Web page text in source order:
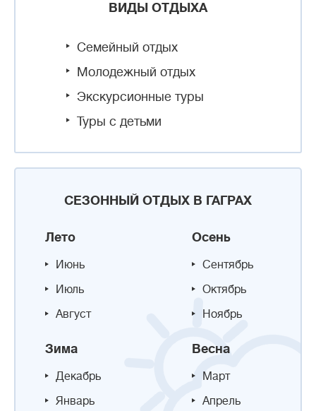
ВИДЫ ОТДЫХА
Семейный отдых
Молодежный отдых
Экскурсионные туры
Туры с детьми
СЕЗОННЫЙ ОТДЫХ В ГАГРАХ
Лето
Июнь
Июль
Август
Осень
Сентябрь
Октябрь
Ноябрь
Зима
Декабрь
Январь
Весна
Март
Апрель